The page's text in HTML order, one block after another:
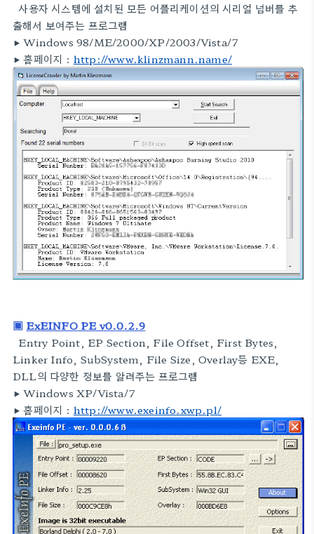
사용자 시스템에 설치된 모든 어플리케이션의 시리얼 넘버를 추
출해서 보여주는 프로그램
▶Windows 98/ME/2000/XP/2003/Vista/7
▶ 홈페이지 : http://www.klinzmann.name/
▣ ExEINFO PE v0.0.2.9
Entry Point, EP Section, File Offset, First Bytes,
Linker Info, SubSystem, File Size, Overlay등 EXE,
DLL의 다양한 정보를 알려주는 프로그램
▶Windows XP/Vista/7
▶ 홈페이지 : http://www.exeinfo.xwp.pl/